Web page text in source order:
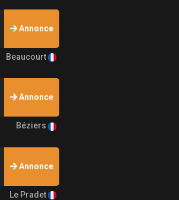
Annonce
Beaucourt
Annonce
Béziers
Annonce
Le Pradet